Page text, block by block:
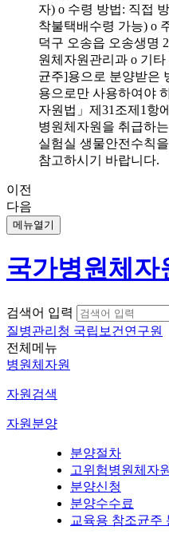
자) o 수령 방법: 직접
착불택배수령 가능) o
덕구 오송읍 오송생명
원체자원관리과 o 기
균주]용으로 분양받은
용으로만 사용하여야
자원법」제31조제1항
병원체자원을 취급하
실험실 생물안전수칙
참고하시기 바랍니다.
이전
다음
메뉴열기
국가병원체자
검색어 입력
질병관리청 국립보건연구원
전체메뉴
병원체자원
자원검색
자원분양
분양절차
고위험병원체자
분양신청
분양수수료
교육용 참조균주